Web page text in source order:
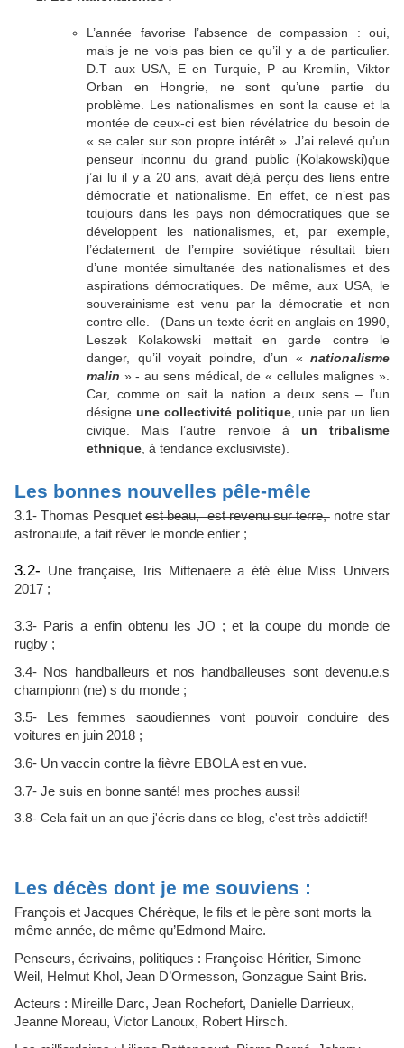
L’année favorise l’absence de compassion : oui,
mais je ne vois pas bien ce qu’il y a de particulier.
D.T aux USA, E en Turquie, P au Kremlin, Viktor
Orban en Hongrie, ne sont qu’une partie du
problème. Les nationalismes en sont la cause et la
montée de ceux-ci est bien révélatrice du besoin de
« se caler sur son propre intérêt ». J’ai relevé qu’un
penseur inconnu du grand public (Kolakowski)que
j’ai lu il y a 20 ans, avait déjà perçu des liens entre
démocratie et nationalisme. En effet, ce n’est pas
toujours dans les pays non démocratiques que se
développent les nationalismes, et, par exemple,
l’éclatement de l’empire soviétique résultait bien
d’une montée simultanée des nationalismes et des
aspirations démocratiques. De même, aux USA, le
souverainisme est venu par la démocratie et non
contre elle. (Dans un texte écrit en anglais en 1990,
Leszek Kolakowski mettait en garde contre le
danger, qu’il voyait poindre, d’un « nationalisme
malin » - au sens médical, de « cellules malignes ».
Car, comme on sait la nation a deux sens – l’un
désigne une collectivité politique, unie par un lien
civique. Mais l’autre renvoie à un tribalisme
ethnique , à tendance exclusiviste).
Les bonnes nouvelles pêle-mêle
3.1- Thomas Pesquetest beau, est revenu sur terre,notre star
astronaute, a fait rêver le monde entier ;
3.2-
Une française, Iris Mittenaere a été élue Miss Univers
2017 ;
3.3- Paris a enfin obtenu les JO ; et la coupe du monde de
rugby ;
3.4- Nos handballeurs et nos handballeuses sont devenu.e.s
championn (ne) s du monde ;
3.5- Les femmes saoudiennes vont pouvoir conduire des
voitures en juin 2018 ;
3.6- Un vaccin contre la fièvre EBOLA est en vue.
3.7- Je suis en bonne santé! mes proches aussi!
3.8- Cela fait un an que j'écris dans ce blog, c'est très addictif!
Les décès dont je me souviens :
François et Jacques Chérèque, le fils et le père sont morts la
même année, de même qu’Edmond Maire.
Penseurs, écrivains, politiques : Françoise Héritier, Simone
Weil, Helmut Khol, Jean D’Ormesson, Gonzague Saint Bris.
Acteurs : Mireille Darc, Jean Rochefort, Danielle Darrieux,
Jeanne Moreau, Victor Lanoux, Robert Hirsch.